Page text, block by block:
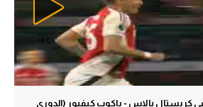
كريستال بالاس - ياكوب كيفيور (الدوري